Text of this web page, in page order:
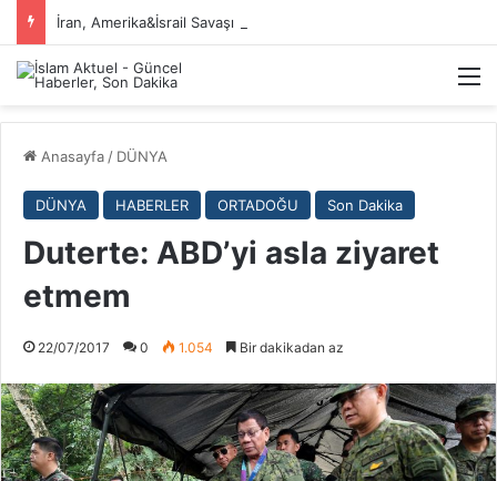
İran, Amerika&İsrail Savaşı Hakkında
Anasayfa / DÜNYA
DÜNYA HABERLER ORTADOĞU Son Dakika
Duterte: ABD’yi asla ziyaret
etmem
22/07/2017 0 1.054 Bir dakikadan az